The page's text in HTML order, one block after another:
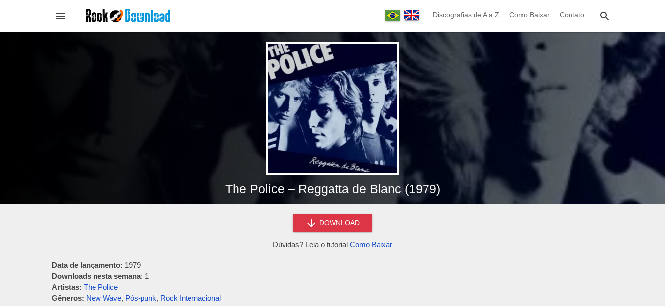
Discografias de A a Z Como Baixar Contato
The Police – Reggatta de Blanc (1979)
DOWNLOAD
Dúvidas? Leia o tutorial Como Baixar
Data de lançamento: 1979
Downloads nesta semana: 1
Artistas: The Police
Gêneros: New Wave, Pós-punk, Rock Internacional